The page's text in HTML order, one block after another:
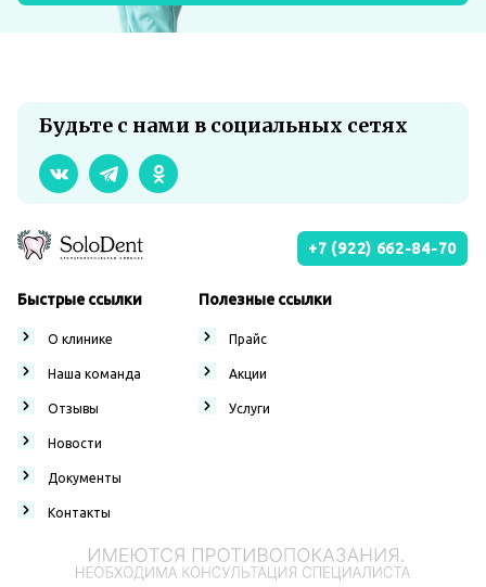
Будьте с нами в социальных сетях
+7 (922) 662-84-70
Быстрые ссылки
О клинике
Наша команда
Отзывы
Полезные ссылки
Прайс
Акции
Услуги
Новости
Документы
Контакты